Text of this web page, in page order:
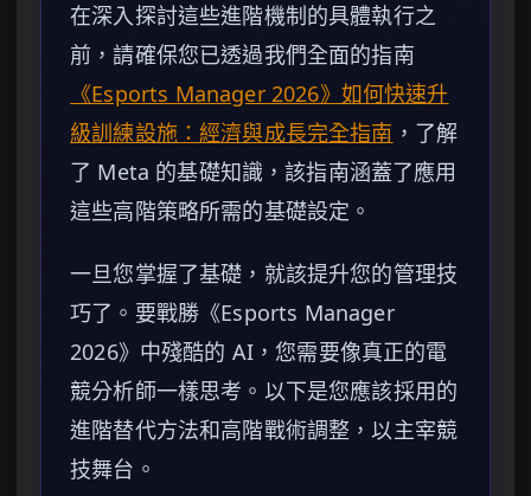
在深入探討這些進階機制的具體執行之
前，請確保您已透過我們全面的指南
《Esports Manager 2026》如何快速升
級訓練設施：經濟與成長完全指南 ，了解
了 Meta 的基礎知識，該指南涵蓋了應用
這些高階策略所需的基礎設定。
一旦您掌握了基礎，就該提升您的管理技
巧了。要戰勝《Esports Manager
2026》中殘酷的 AI，您需要像真正的電
競分析師一樣思考。以下是您應該採用的
進階替代方法和高階戰術調整，以主宰競
技舞台。